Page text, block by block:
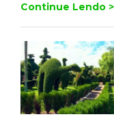
Continue Lendo >